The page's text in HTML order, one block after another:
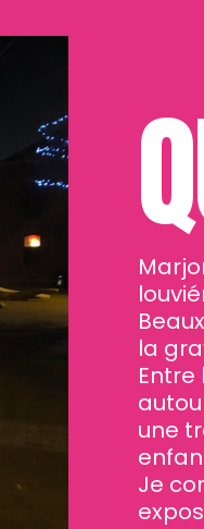
la
une
Je